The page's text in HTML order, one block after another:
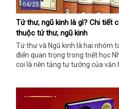
04/25
Tứ thư, ngũ kinh là gì? Chi tiết
thuộc tứ thư, ngũ kinh
Tứ thư và Ngũ kinh là hai nhóm
điển quan trọng trong triết học
coi là nền tảng tư tưởng của văn